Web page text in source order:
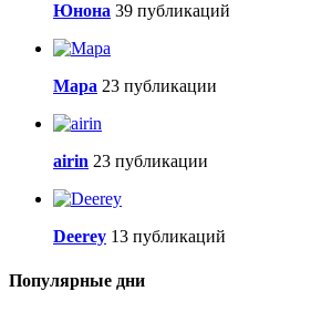
Юнона 39 публикаций
Мара 23 публикации
airin 23 публикации
Deerey 13 публикаций
Популярные дни